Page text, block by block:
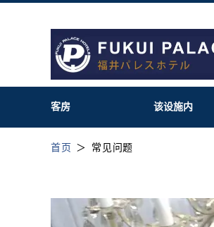
客房 该设施内
首页 常见问题